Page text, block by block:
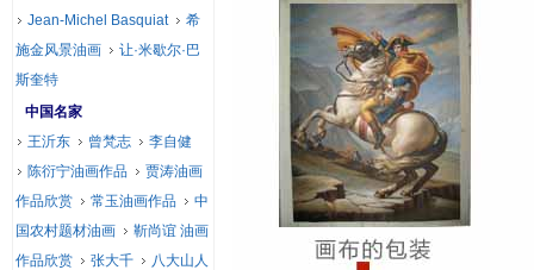
Jean-Michel Basquiat
希
施金风景油画
让·米歇尔·巴
斯奎特
中国名家
王沂东
曾梵志
李自健
陈衍宁油画作品
贾涛油画
作品欣赏
常玉油画作品
中
国农村题材油画
靳尚谊 油画
作品欣赏
张大千
八大山人